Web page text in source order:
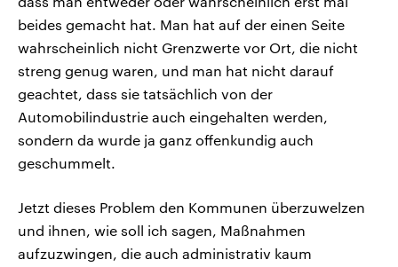
beides gemacht hat. Man hat auf der einen Seite
wahrscheinlich nicht Grenzwerte vor Ort, die nicht
streng genug waren, und man hat nicht darauf
geachtet, dass sie tatsächlich von der
Automobilindustrie auch eingehalten werden,
sondern da wurde ja ganz offenkundig auch
geschummelt.
Jetzt dieses Problem den Kommunen überzuwelzen
und ihnen, wie soll ich sagen, Maßnahmen
aufzuzwingen, die auch administrativ kaum